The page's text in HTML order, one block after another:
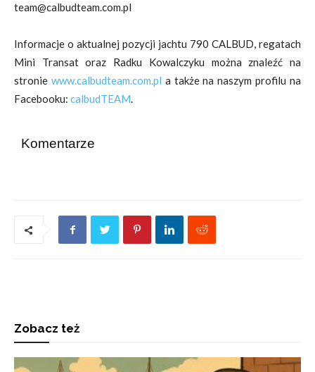
team@calbudteam.com.pl
Informacje o aktualnej pozycji jachtu 790 CALBUD, regatach
Mini Transat oraz Radku Kowalczyku można znaleźć na
stronie www.calbudteam.com.pl a także na naszym profilu na
Facebooku: calbudTEAM.
Komentarze
Zobacz też